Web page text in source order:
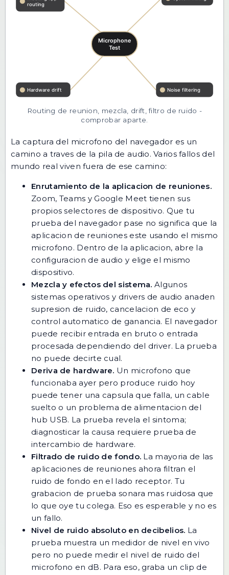
Routing de reunion, mezcla, drift, filtro de ruido -
comprobar aparte.
La captura del microfono del navegador es un
camino a traves de la pila de audio. Varios fallos del
mundo real viven fuera de ese camino:
Enrutamiento de la aplicacion de reuniones.
Zoom, Teams y Google Meet tienen sus
propios selectores de dispositivo. Que tu
prueba del navegador pase no significa que la
aplicacion de reuniones este usando el mismo
microfono. Dentro de la aplicacion, abre la
configuracion de audio y elige el mismo
dispositivo.
Mezcla y efectos del sistema. Algunos
sistemas operativos y drivers de audio anaden
supresion de ruido, cancelacion de eco y
control automatico de ganancia. El navegador
puede recibir entrada en bruto o entrada
procesada dependiendo del driver. La prueba
no puede decirte cual.
Deriva de hardware. Un microfono que
funcionaba ayer pero produce ruido hoy
puede tener una capsula que falla, un cable
suelto o un problema de alimentacion del
hub USB. La prueba revela el sintoma;
diagnosticar la causa requiere prueba de
intercambio de hardware.
Filtrado de ruido de fondo. La mayoria de las
aplicaciones de reuniones ahora filtran el
ruido de fondo en el lado receptor. Tu
grabacion de prueba sonara mas ruidosa que
lo que oye tu colega. Eso es esperable y no es
un fallo.
Nivel de ruido absoluto en decibelios. La
prueba muestra un medidor de nivel en vivo
pero no puede medir el nivel de ruido del
microfono en dB. Para eso, graba un clip de